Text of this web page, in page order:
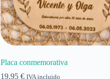
Placa conmemorativa
19,95 € IVA incluido